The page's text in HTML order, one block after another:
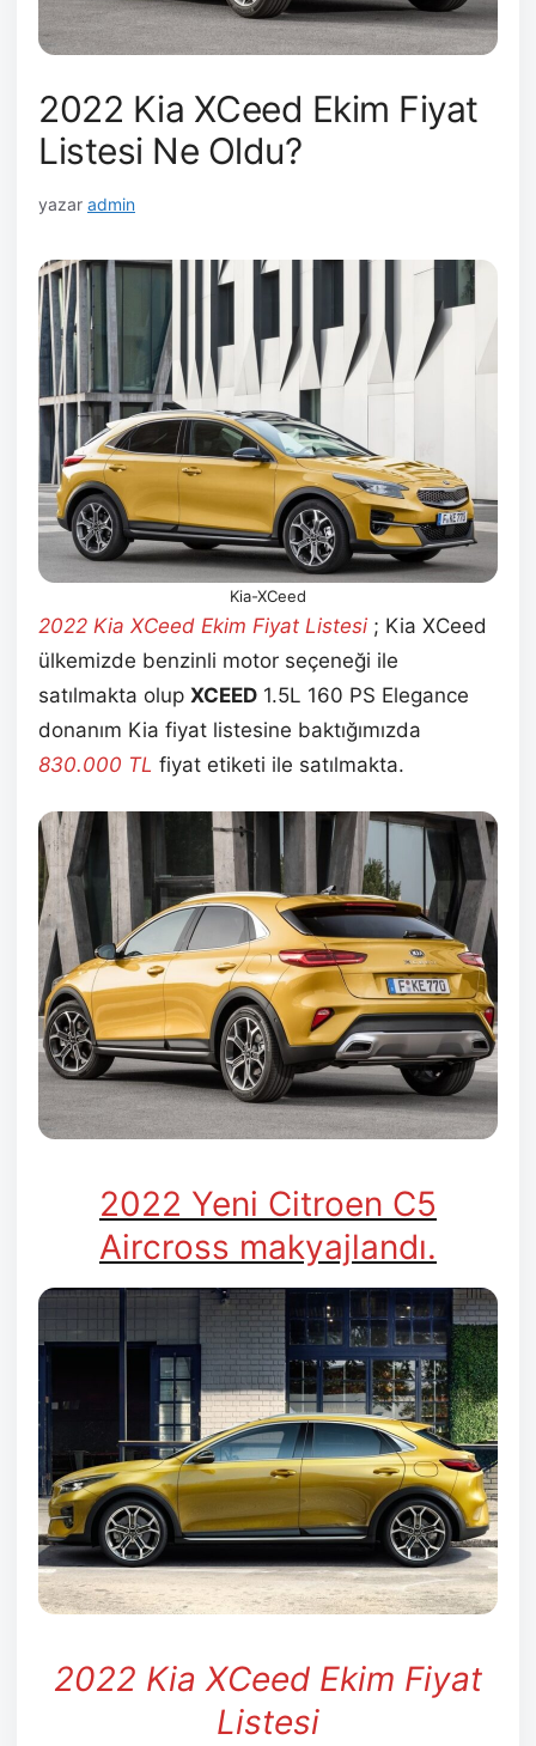
2022 Kia XCeed Ekim Fiyat
Listesi Ne Oldu?
yazar admin
Kia-XCeed
2022 Kia XCeed Ekim Fiyat Listesi ; Kia XCeed
ülkemizde benzinli motor seçeneği ile
satılmakta olup XCEED 1.5L 160 PS Elegance
donanım Kia fiyat listesine baktığımızda
830.000 TL fiyat etiketi ile satılmakta.
2022 Yeni Citroen C5
Aircross makyajlandı.
2022 Kia XCeed Ekim Fiyat
Listesi